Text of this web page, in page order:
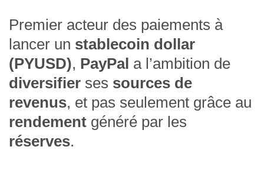
Premier acteur des paiements à
lancer un stablecoin dollar
(PYUSD), PayPal a l’ambition de
diversifier ses sources de
revenus, et pas seulement grâce au
rendement généré par les
réserves.